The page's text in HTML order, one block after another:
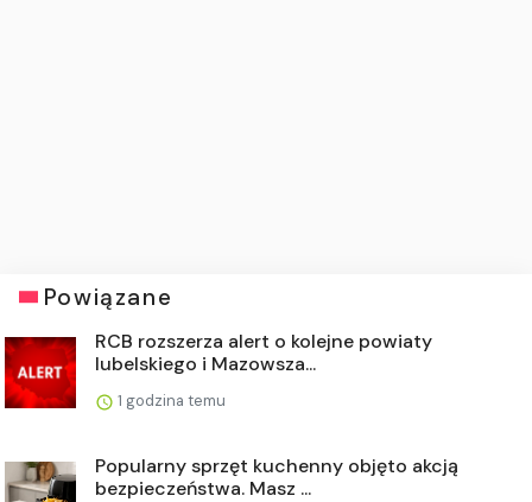
Powiązane
RCB rozszerza alert o kolejne powiaty
lubelskiego i Mazowsza...
1 godzina temu
Popularny sprzęt kuchenny objęto akcją
bezpieczeństwa. Masz ...